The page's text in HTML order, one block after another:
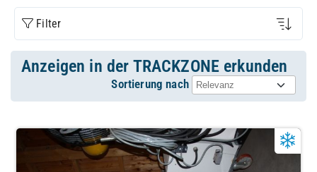
Filter
Anzeigen in der TRACKZONE erkunden
Sortierung nach